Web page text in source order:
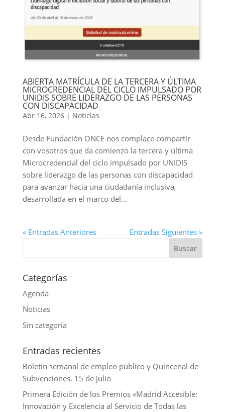
ABIERTA MATRÍCULA DE LA TERCERA Y ÚLTIMA
MICROCREDENCIAL DEL CICLO IMPULSADO POR
UNIDIS SOBRE LIDERAZGO DE LAS PERSONAS
CON DISCAPACIDAD
Abr 16, 2026| Noticias
Desde Fundación ONCE nos complace compartir
con vosotros que da comienzo la tercera y última
Microcredencial del ciclo impulsado por UNIDIS
sobre liderazgo de las personas con discapacidad
para avanzar hacia una ciudadanía inclusiva,
desarrollada en el marco del...
« Entradas Anteriores Entradas Siguientes »
Categorías
Agenda
Noticias
Sin categoría
Entradas recientes
Boletín semanal de empleo público y Quincenal de
Subvenciones. 15 de julio
Primera Edición de los Premios «Madrid Accesible:
Innovación y Excelencia al Servicio de Todas las